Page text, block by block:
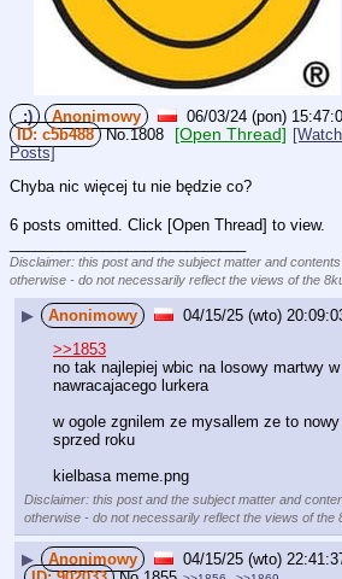
:) Anonimowy
06/03/24 (pon)
c5b488
No.1808 [Open Thread]
Posts]
Chyba nic więcej tu nie będzie co?
6 posts omitted. Click [Open Thread] to view.
Disclaimer: this post and the subject matter and
otherwise - do not necessarily reflect the views of the
▶ Anonimowy 04/15/25 (wto)
>>1853
no tak najlepiej wbic na losowy martwy
nawracajacego lurkera
w ogole zgnilem ze mysallem ze to
sprzed roku
kielbasa meme.png
Disclaimer: this post and the subject matter and
otherwise - do not necessarily reflect the views of the
▶ Anonimowy
04/15/25 (wto)